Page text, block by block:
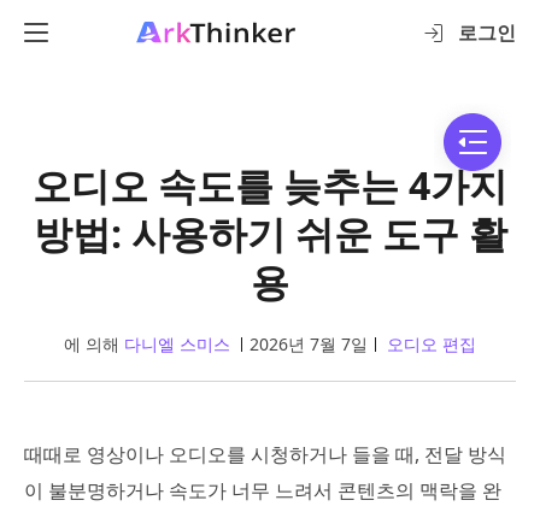
로그인
오디오 속도를 늦추는 4가지
방법: 사용하기 쉬운 도구 활
용
에 의해 다니엘 스미스 2026년 7월 7일 오디오 편집
때때로 영상이나 오디오를 시청하거나 들을 때, 전달 방식
이 불분명하거나 속도가 너무 느려서 콘텐츠의 맥락을 완